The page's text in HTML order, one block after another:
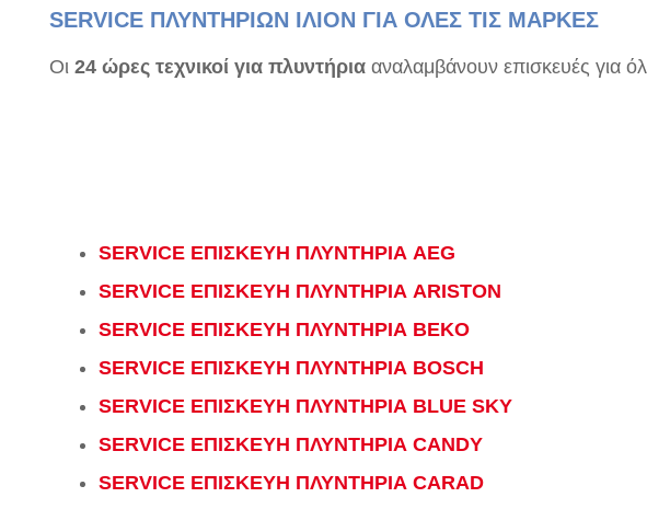
SERVICE ΠΛΥΝΤΗΡΙΩΝ ΙΛΙΟΝ ΓΙΑ ΟΛΕΣ ΤΙΣ ΜΑΡΚΕΣ
Οι 24 ώρες τεχνικοί για πλυντήρια αναλαμβάνουν επισκευές για
SERVICE ΕΠΙΣΚΕΥΗ ΠΛΥΝΤΗΡΙΑ AEG
SERVICE ΕΠΙΣΚΕΥΗ ΠΛΥΝΤΗΡΙΑ ARISTON
SERVICE ΕΠΙΣΚΕΥΗ ΠΛΥΝΤΗΡΙΑ BEKO
SERVICE ΕΠΙΣΚΕΥΗ ΠΛΥΝΤΗΡΙΑ BOSCH
SERVICE ΕΠΙΣΚΕΥΗ ΠΛΥΝΤΗΡΙΑ BLUE SKY
SERVICE ΕΠΙΣΚΕΥΗ ΠΛΥΝΤΗΡΙΑ CANDY
SERVICE ΕΠΙΣΚΕΥΗ ΠΛΥΝΤΗΡΙΑ CARAD